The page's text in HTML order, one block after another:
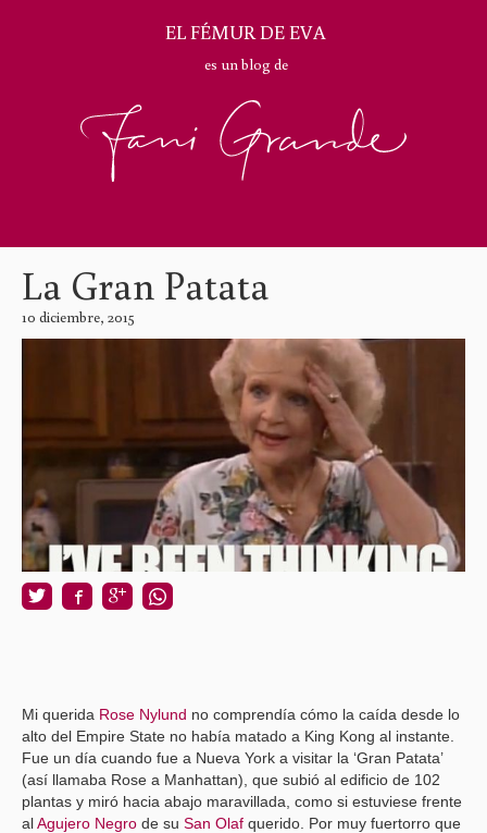
EL FÉMUR DE EVA
es un blog de
La Gran Patata
10 diciembre, 2015
Mi querida Rose Nylund no comprendía cómo la caída desde lo
alto del Empire State no había matado a King Kong al instante.
Fue un día cuando fue a Nueva York a visitar la ‘Gran Patata’
(así llamaba Rose a Manhattan), que subió al edificio de 102
plantas y miró hacia abajo maravillada, como si estuviese frente
alAgujero Negro de su San Olaf querido. Por muy fuertorro que